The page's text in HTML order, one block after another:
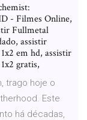
- Filmes Online,
Fullmetal
assistir
em hd, assistir
gratis,
trago hoje o
Este
há décadas,